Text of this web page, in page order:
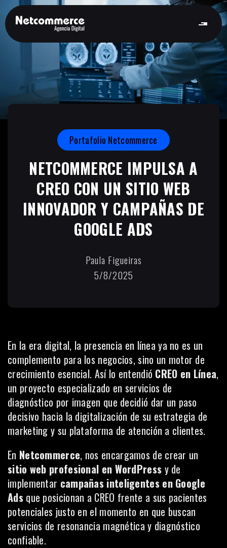
Portafolio Netcommerce
NETCOMMERCE IMPULSA A
CREO CON UN SITIO WEB
INNOVADOR Y CAMPAÑAS DE
GOOGLE ADS
Paula Figueiras
5/8/2025
En la era digital, la presencia en línea ya no es un
complemento para los negocios, sino un motor de
crecimiento esencial. Así lo entendió CREO en Línea,
un proyecto especializado en servicios de
diagnóstico por imagen que decidió dar un paso
decisivo hacia la digitalización de su estrategia de
marketing y su plataforma de atención a clientes.
En Netcommerce, nos encargamos de crear un
sitio web profesional en WordPress y de
implementar campañas inteligentes en Google
Adsque posicionan a CREO frente a sus pacientes
potenciales justo en el momento en que buscan
servicios de resonancia magnética y diagnóstico
confiable.